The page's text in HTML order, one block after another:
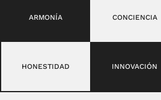
ARMONÍA CONCIENCIA
HONESTIDAD INNOVACIÓN